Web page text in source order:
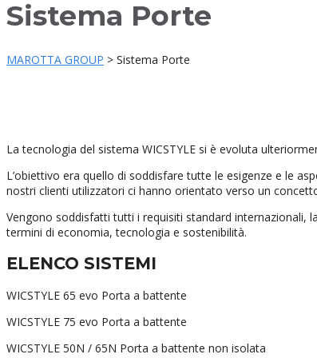
Sistema Porte
MAROTTA GROUP > Sistema Porte
La tecnologia del sistema WICSTYLE si è evoluta
L’obiettivo era quello di soddisfare tutte le esigenze e le
nostri clienti utilizzatori ci hanno orientato verso un
Vengono soddisfatti tutti i requisiti standard internazionali,
termini di economia, tecnologia e sostenibilità.
ELENCO SISTEMI
WICSTYLE 65 evo Porta a battente
WICSTYLE 75 evo Porta a battente
WICSTYLE 50N / 65N Porta a battente non isolata